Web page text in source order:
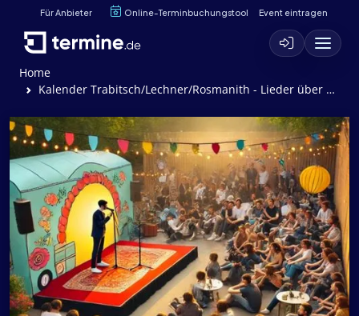
Für Anbieter Online-Terminbuchungstool Event eintragen
Home
Kalender Trabitsch/Lechner/Rosmanith - Lieder über Gott und Teufel